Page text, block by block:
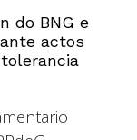
do BNG e
actos